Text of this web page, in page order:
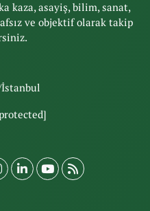
kaza, asayiş, bilim, sanat,
ve objektif olarak takip